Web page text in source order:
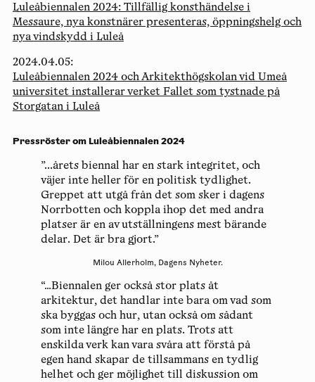
Luleåbiennalen 2024: Tillfällig konsthändelse i
Messaure, nya konstnärer presenteras, öppningshelg och
nya vindskydd i Luleå
2024.04.05:
Luleåbiennalen 2024 och Arkitekthögskolan vid Umeå
universitet installerar verket Fallet som tystnade på
Storgatan i Luleå
Pressröster om Luleåbiennalen 2024
”...årets biennal har en stark integritet, och
väjer inte heller för en politisk tydlighet.
Greppet att utgå från det som sker i dagens
Norrbotten och koppla ihop det med andra
platser är en av utställningens mest bärande
delar. Det är bra gjort.”
Milou Allerholm, Dagens Nyheter.
“…Biennalen ger också stor plats åt
arkitektur, det handlar inte bara om vad som
ska byggas och hur, utan också om sådant
som inte längre har en plats. Trots att
enskilda verk kan vara svåra att förstå på
egen hand skapar de tillsammans en tydlig
helhet och ger möjlighet till diskussion om